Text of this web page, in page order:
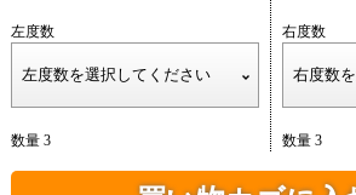
左度数
数量 3
右度数
数量 3